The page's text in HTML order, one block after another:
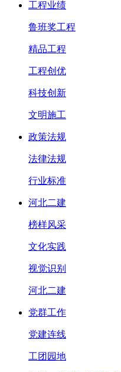
工程业绩
鲁班奖工程
精品工程
工程创优
科技创新
文明施工
政策法规
法律法规
行业标准
河北二建
榜样风采
文化实践
视觉识别
河北二建
党群工作
党建连线
工团园地